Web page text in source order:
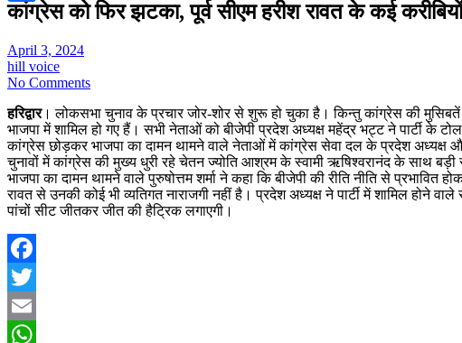
कांग्रेस को फिर झटका, पूर्व सीएम हरीश रावत के कई करीबियों
April 3, 2024
hill voice
No Comments
हरिद्वार। लोकसभा चुनाव के प्रचार जोर-शोर से शुरू हो चुका है। किन्तु कांग्रेस की मुसिबतें
भाजपा में शामिल हो गए हैं। सभी नेताओं को बीजेपी प्रदेश अध्यक्ष महेंद्र भट्ट ने पार्टी के
कांग्रेस छोड़कर भाजपा का दामन थामने वाले नेताओं में कांग्रेस सेवा दल के प्रदेश अध्यक्ष और
चुनावों में कांग्रेस की मुख्य धुरी रहे चेतन ज्योति आश्रम के स्वामी ऋषिश्वरानंद के साथ
भाजपा का दामन थामने वाले पुरुषोत्तम शर्मा ने कहा कि बीजेपी की रीति नीति से प्रभावित
रावत से उनकी कोई भी व्यतिगत नाराजगी नहीं है। प्रदेश अध्यक्ष ने पार्टी में शामिल
पांचों सीट जीतकर जीत की हैट्रिक लगाएगी।
Facebook
Twitter
Email
Share